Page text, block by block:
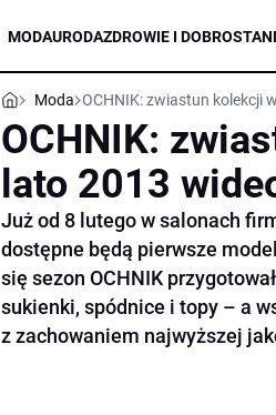
MODAURODAZDROWIE I DOBROSTAN
Moda OCHNIK: zwiastun kolekcji
OCHNIK:
lato 2013
Już od 8 lutego w salonach
dostępne będą pierwsze
się sezon OCHNIK
sukienki, spódnice i topy – a
z zachowaniem najwyższej